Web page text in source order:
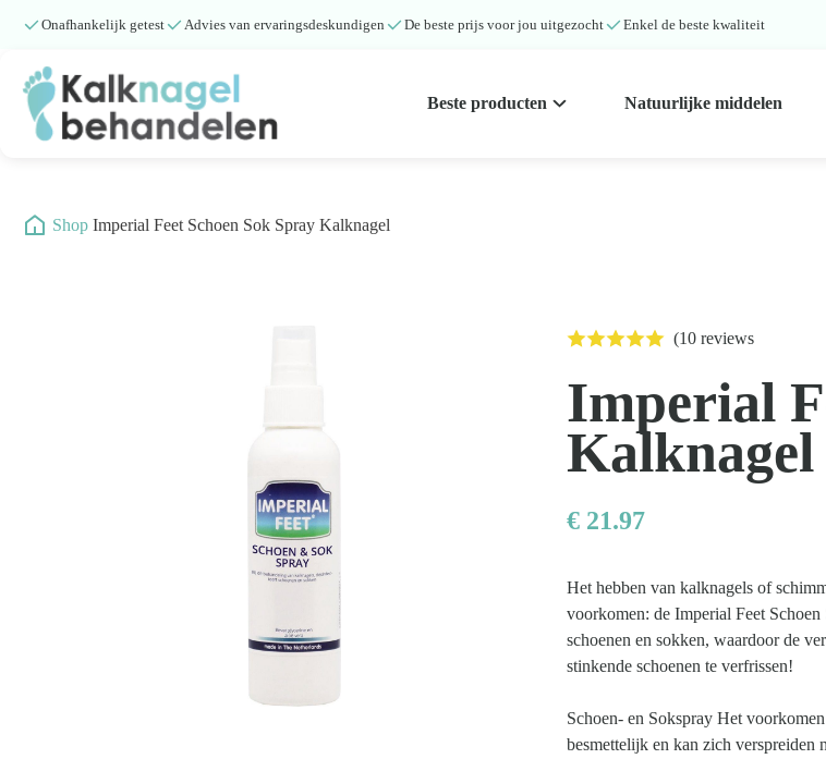
Onafhankelijk getest Advies van ervaringsdeskundigen De beste prijs voor jou uitgezocht Enkel de beste kwaliteit
Beste producten Natuurlijke middelen
Beste producten Submenu
Kom van je kalknagels af
Shop Imperial Feet Schoen Sok Spray Kalknagel
(10 reviews
Imperial
Kalknagel
€ 21.97
Het hebben van kalknagels of
voorkomen: de Imperial Feet
schoenen en sokken, waardoor de
stinkende schoenen te verfrissen!
Schoen- en Sokspray Het
besmettelijk en kan zich verspreiden